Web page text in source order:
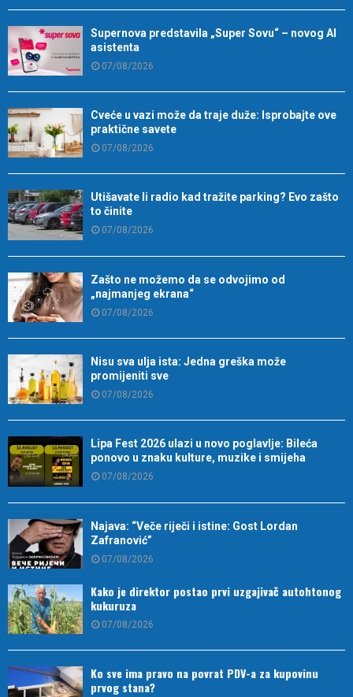
Supernova predstavila „Super Sovu“ – novog AI
asistenta
07/08/2026
Cveće u vazi može da traje duže: Isprobajte ove
praktične savete
07/08/2026
Utišavate li radio kad tražite parking? Evo zašto
to činite
07/08/2026
Zašto ne možemo da se odvojimo od
„najmanjeg ekrana“
07/08/2026
Nisu sva ulja ista: Jedna greška može
promijeniti sve
07/08/2026
Lipa Fest 2026 ulazi u novo poglavlje: Bileća
ponovo u znaku kulture, muzike i smijeha
07/08/2026
Najava: “Veče riječi i istine: Gost Lordan
Zafranović”
07/08/2026
Kako je direktor postao prvi uzgajivač autohtonog
kukuruza
07/08/2026
Ko sve ima pravo na povrat PDV-a za kupovinu
prvog stana?